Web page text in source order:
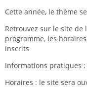
Cette année, le thème
Retrouvez sur le site
programme, les
inscrits
Informations pratiques :
Horaires : le site sera